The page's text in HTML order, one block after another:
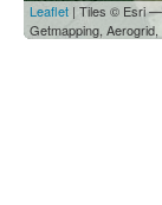
Leaflet | Tiles © Esri —
Getmapping,